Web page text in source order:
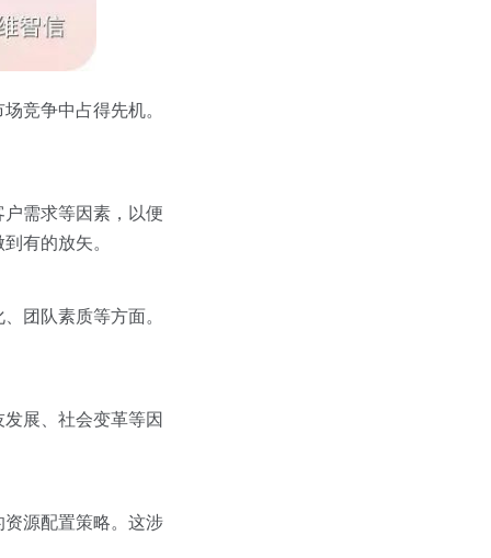
竞争中占得先机。
需求等因素，以便
有的放矢。
团队素质等方面。
展、社会变革等因
源配置策略。这涉